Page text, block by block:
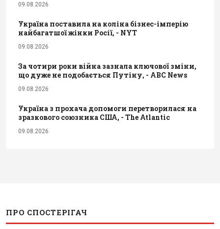
09.08.2026
Україна поставила на коліна бізнес-імперію
найбагатшої жінки Росії, - NYT
09.08.2026
За чотири роки війна зазнала ключової зміни,
що дуже не подобається Путіну, - ABC News
09.08.2026
Україна з прохача допомоги перетворилася на
зразкового союзника США, - The Atlantic
09.08.2026
ПРО СПОСТЕРІГАЧ